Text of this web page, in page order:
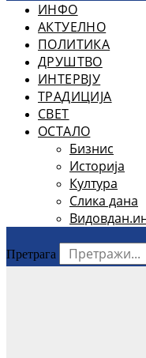
ИНФО
АКТУЕЛНО
ПОЛИТИКА
ДРУШТВО
ИНТЕРВЈУ
ТРАДИЦИЈА
СВЕТ
ОСТАЛО
Бизнис
Историја
Култура
Слика дана
Претрага